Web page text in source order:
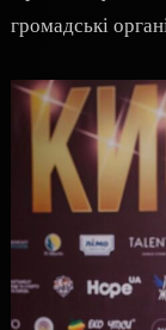
громадські